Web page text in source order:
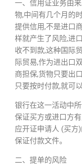
一、信用证业务由
物,中间有几个月的
提供信用,不是进口
样就产生了风险,进
收不到款,这种国际
际贸易,作为进出口
商担保,货物只要出
只要按时付款,就可
银行在这一活动中
保证买方或进口方
应开证申请人 (买方
保证付款文件。
二、提单的风险